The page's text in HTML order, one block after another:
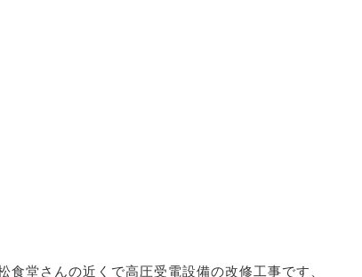
食堂さんの近くで高圧受電設備の改修工事です、